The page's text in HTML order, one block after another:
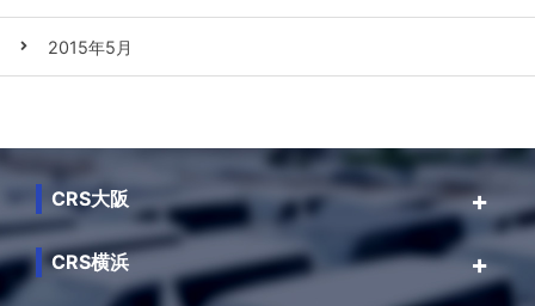
2015年5月
CRS大阪
CRS横浜